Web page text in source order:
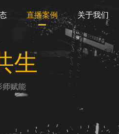
直播案例 关于我们
生
师赋能